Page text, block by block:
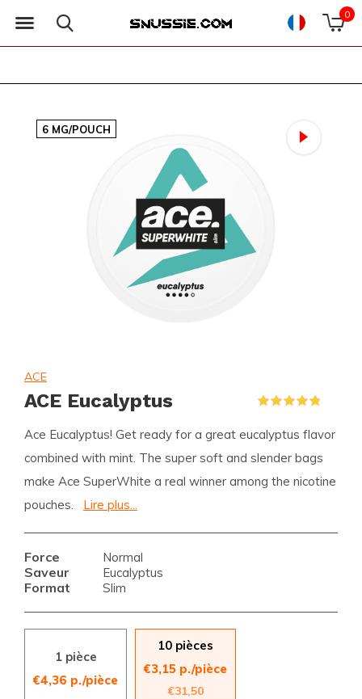
0
6 MG/POUCH
ACE
ACE Eucalyptus
Ace Eucalyptus! Get ready for a great eucalyptus flavor
combined with mint. The super soft and slender bags
make Ace SuperWhite a real winner among the nicotine
pouches.
Lire plus...
Force Normal
Saveur Eucalyptus
Format Slim
1 pièce
€4,36 p./pièce
10 pièces
€3,15 p./pièce
€31,50